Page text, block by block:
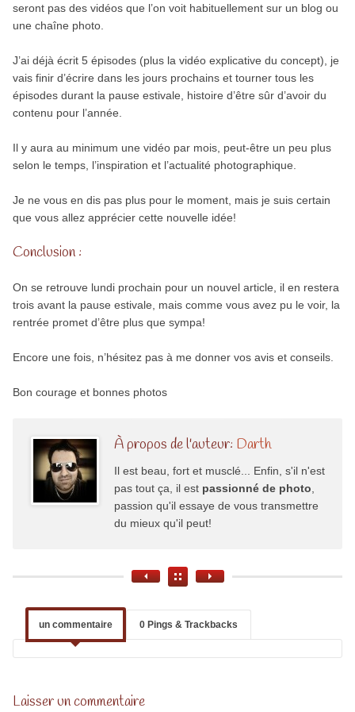
seront pas des vidéos que l’on voit habituellement sur un blog ou
une chaîne photo.
J’ai déjà écrit 5 épisodes (plus la vidéo explicative du concept), je
vais finir d’écrire dans les jours prochains et tourner tous les
épisodes durant la pause estivale, histoire d’être sûr d’avoir du
contenu pour l’année.
Il y aura au minimum une vidéo par mois, peut-être un peu plus
selon le temps, l’inspiration et l’actualité photographique.
Je ne vous en dis pas plus pour le moment, mais je suis certain
que vous allez apprécier cette nouvelle idée!
Conclusion :
On se retrouve lundi prochain pour un nouvel article, il en restera
trois avant la pause estivale, mais comme vous avez pu le voir, la
rentrée promet d’être plus que sympa!
Encore une fois, n’hésitez pas à me donner vos avis et conseils.
Bon courage et bonnes photos
À propos de l'auteur: Darth
Il est beau, fort et musclé... Enfin, s'il n'est
pas tout ça, il est passionné de photo
passion qu'il essaye de vous transmettre
du mieux qu'il peut!
un commentaire 0 Pings & Trackbacks
Laisser un commentaire